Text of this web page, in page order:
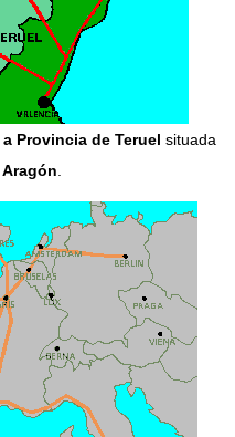
Provincia de Teruel situada
Aragón